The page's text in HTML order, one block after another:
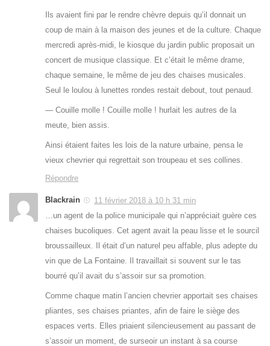
Ils avaient fini par le rendre chèvre depuis qu’il donnait un
coup de main à la maison des jeunes et de la culture. Chaque
mercredi après-midi, le kiosque du jardin public proposait un
concert de musique classique. Et c’était le même drame,
chaque semaine, le même de jeu des chaises musicales.
Seul le loulou à lunettes rondes restait debout, tout penaud.
— Couille molle ! Couille molle ! hurlait les autres de la
meute, bien assis.
Ainsi étaient faites les lois de la nature urbaine, pensa le
vieux chevrier qui regrettait son troupeau et ses collines.
Répondre
Blackrain
11 février 2018 à 10 h 31 min
…un agent de la police municipale qui n’appréciait guère ces
chaises bucoliques. Cet agent avait la peau lisse et le sourcil
broussailleux. Il était d’un naturel peu affable, plus adepte du
vin que de La Fontaine. Il travaillait si souvent sur le tas
bourré qu’il avait du s’assoir sur sa promotion.
Comme chaque matin l’ancien chevrier apportait ses chaises
pliantes, ses chaises priantes, afin de faire le siège des
espaces verts. Elles priaient silencieusement au passant de
s’assoir un moment, de surseoir un instant à sa course